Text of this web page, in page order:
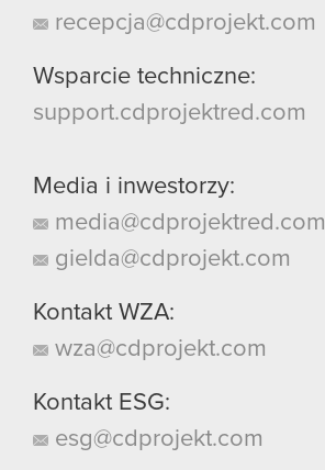
recepcja@cdprojekt.com
Wsparcie techniczne:
support.cdprojektred.com
Media i inwestorzy:
media@cdprojektred.com
gielda@cdprojekt.com
Kontakt WZA:
wza@cdprojekt.com
Kontakt ESG:
esg@cdprojekt.com